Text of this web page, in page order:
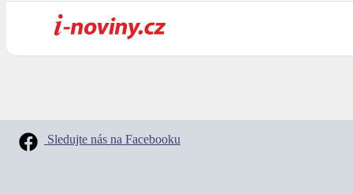
Sledujte nás na Facebooku